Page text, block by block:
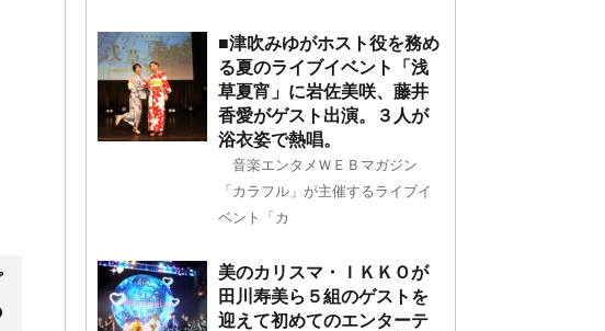
■津吹みゆがホスト役を務め
る夏のライブイベント「浅
草夏宵」に岩佐美咲、藤井
香愛がゲスト出演。３人が
浴衣姿で熱唱。
音楽エンタメＷＥＢマガジン
「カラフル」が主催するライブイ
ベント「カ
美のカリスマ・ＩＫＫＯが
田川寿美ら５組のゲストを
迎えて初めてのエンターテ